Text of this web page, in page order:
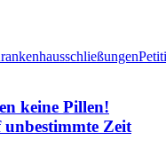
keine Pillen!
unbestimmte Zeit